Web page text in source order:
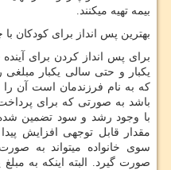
بیمه تهیه میکنند.
بهترین پس انداز برای کودکان
برای پس انداز کردن برای
یکبار و حتی سالی یکبار مبلغی
که به نام فرزندمان است آن را
باشد به صورتی که برای پرداخت
با وجود رشد و سود تضمین
مقدار قابل توجهی افزایش
صورت گیرد. البته اینکه به